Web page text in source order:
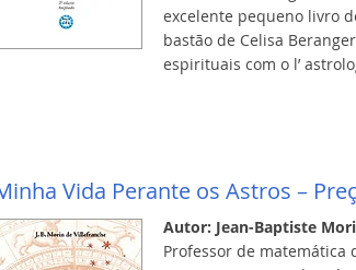
excelente pequeno livro
bastão de Celisa
espirituais com o l’
Vida Perante os Astros –
Autor: Jean-Baptiste
Professor de matemática